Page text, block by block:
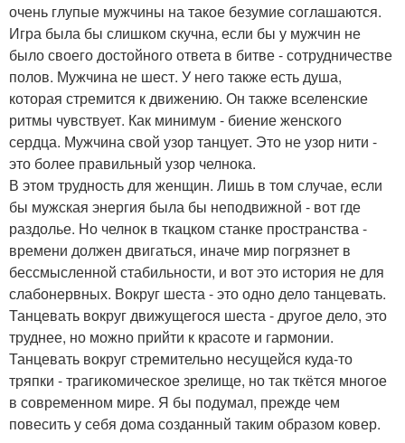
очень глупые мужчины на такое безумие соглашаются.
Игра была бы слишком скучна, если бы у мужчин не
было своего достойного ответа в битве - сотрудничестве
полов. Мужчина не шест. У него также есть душа,
которая стремится к движению. Он также вселенские
ритмы чувствует. Как минимум - биение женского
сердца. Мужчина свой узор танцует. Это не узор нити -
это более правильный узор челнока.
В этом трудность для женщин. Лишь в том случае, если
бы мужская энергия была бы неподвижной - вот где
раздолье. Но челнок в ткацком станке пространства -
времени должен двигаться, иначе мир погрязнет в
бессмысленной стабильности, и вот это история не для
слабонервных. Вокруг шеста - это одно дело танцевать.
Танцевать вокруг движущегося шеста - другое дело, это
труднее, но можно прийти к красоте и гармонии.
Танцевать вокруг стремительно несущейся куда-то
тряпки - трагикомическое зрелище, но так ткётся многое
в современном мире. Я бы подумал, прежде чем
повесить у себя дома созданный таким образом ковер.